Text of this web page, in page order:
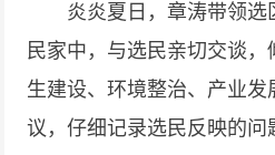
炎炎夏日，章涛带领选
民家中，与选民亲切交谈
生建设、环境整治、产业发
议，仔细记录选民反映的